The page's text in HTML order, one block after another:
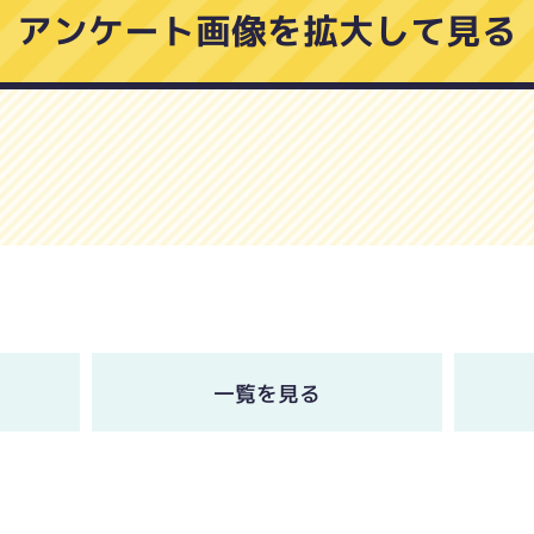
アンケート画像を拡大して見る
一覧を見る